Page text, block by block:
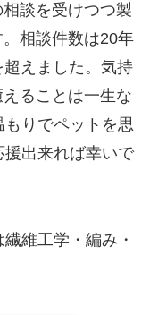
談を受けつつ製
相談件数は20年
えました。気持
ることは一生な
りでペットを思
出来れば幸いで
維工学・編み・